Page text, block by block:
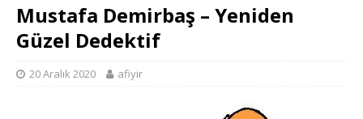
Mustafa Demirbaş – Yeniden
Güzel Dedektif
20 Aralık 2020 afiyir